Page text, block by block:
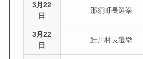
3月22
日
那須町長選挙
3月22
日
鮭川村長選挙